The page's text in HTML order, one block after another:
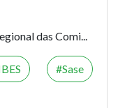
das Comi...
Sase